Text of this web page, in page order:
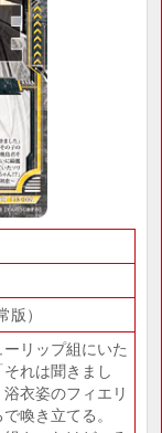
版）
リップ組にいた
れは聞きまし
衣姿のフィエリ
で喚き立てる。